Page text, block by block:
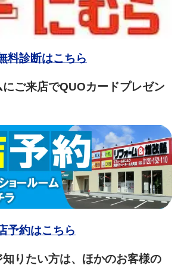
料診断はこちら
にご来店でQUOカードプレゼン
予約はこちら
知りたい方は、ほかのお客様の